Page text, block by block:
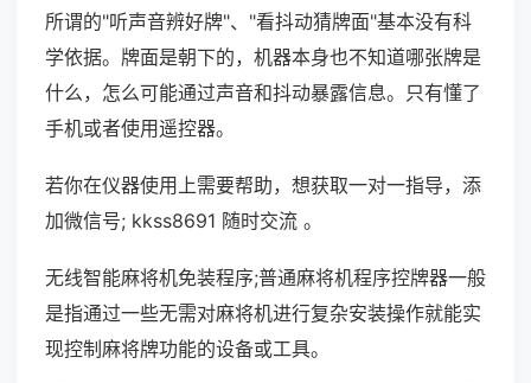
所谓的"听声音辨好牌"、"看抖动猜牌面"基本没有科
学依据。牌面是朝下的，机器本身也不知道哪张牌是
什么，怎么可能通过声音和抖动暴露信息。只有懂了
手机或者使用遥控器。
若你在仪器使用上需要帮助，想获取一对一指导，添
加微信号; kkss8691 随时交流 。
无线智能麻将机免装程序;普通麻将机程序控牌器一般
是指通过一些无需对麻将机进行复杂安装操作就能实
现控制麻将牌功能的设备或工具。